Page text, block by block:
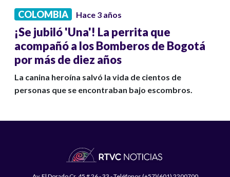
COLOMBIA Hace 3 años
¡Se jubiló 'Una'! La perrita que
acompañó a los Bomberos de Bogotá
por más de diez años
La canina heroína salvó la vida de cientos de
personas que se encontraban bajo escombros.